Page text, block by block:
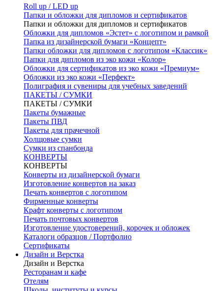
Roll up / LED up
Папки и обложки для дипломов и сертификатов
Папки и обложки для дипломов и сертификатов
Обложки для дипломов «Эстет» с логотипом и рамкой
Папка из дизайнерской бумаги «Концепт»
Папки обложки для дипломов с логотипом «Классик»
Папки для дипломов из эко кожи «Колор»
Обложки для сертификатов из эко кожи «Премиум»
Обложки из эко кожи «Перфект»
Полиграфия и сувениры для учебных заведений
ПАКЕТЫ / СУМКИ
ПАКЕТЫ / СУМКИ
Пакеты бумажные
Пакеты ПВД
Пакеты для прачечной
Холщовые сумки
Сумки из спанбонда
КОНВЕРТЫ
КОНВЕРТЫ
Конверты из дизайнерской бумаги
Изготовление конвертов на заказ
Печать конвертов с логотипом
Фирменные конверты
Крафт конверты с логотипом
Печать почтовых конвертов
Изготовление удостоверений, корочек и обложек
Каталоги образцов / Портфолио
Сертификаты
Дизайн и Верстка
Дизайн и Верстка
Ресторанам и кафе
Отелям